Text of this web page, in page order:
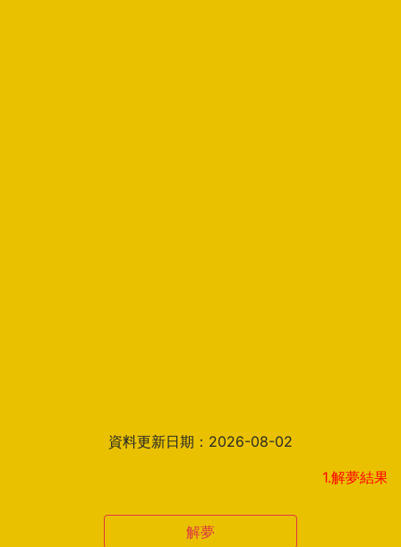
資料更新日期：2026-08-02
1.解夢結果頁新增見
解夢